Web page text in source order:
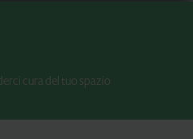
cura del tuo spazio